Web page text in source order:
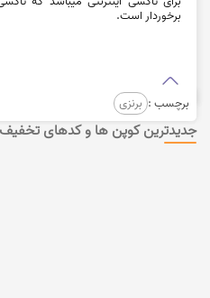
برخوردار است.
برچسب : برنزی
جدیدترین کوپن ها و کدهای تخفیف